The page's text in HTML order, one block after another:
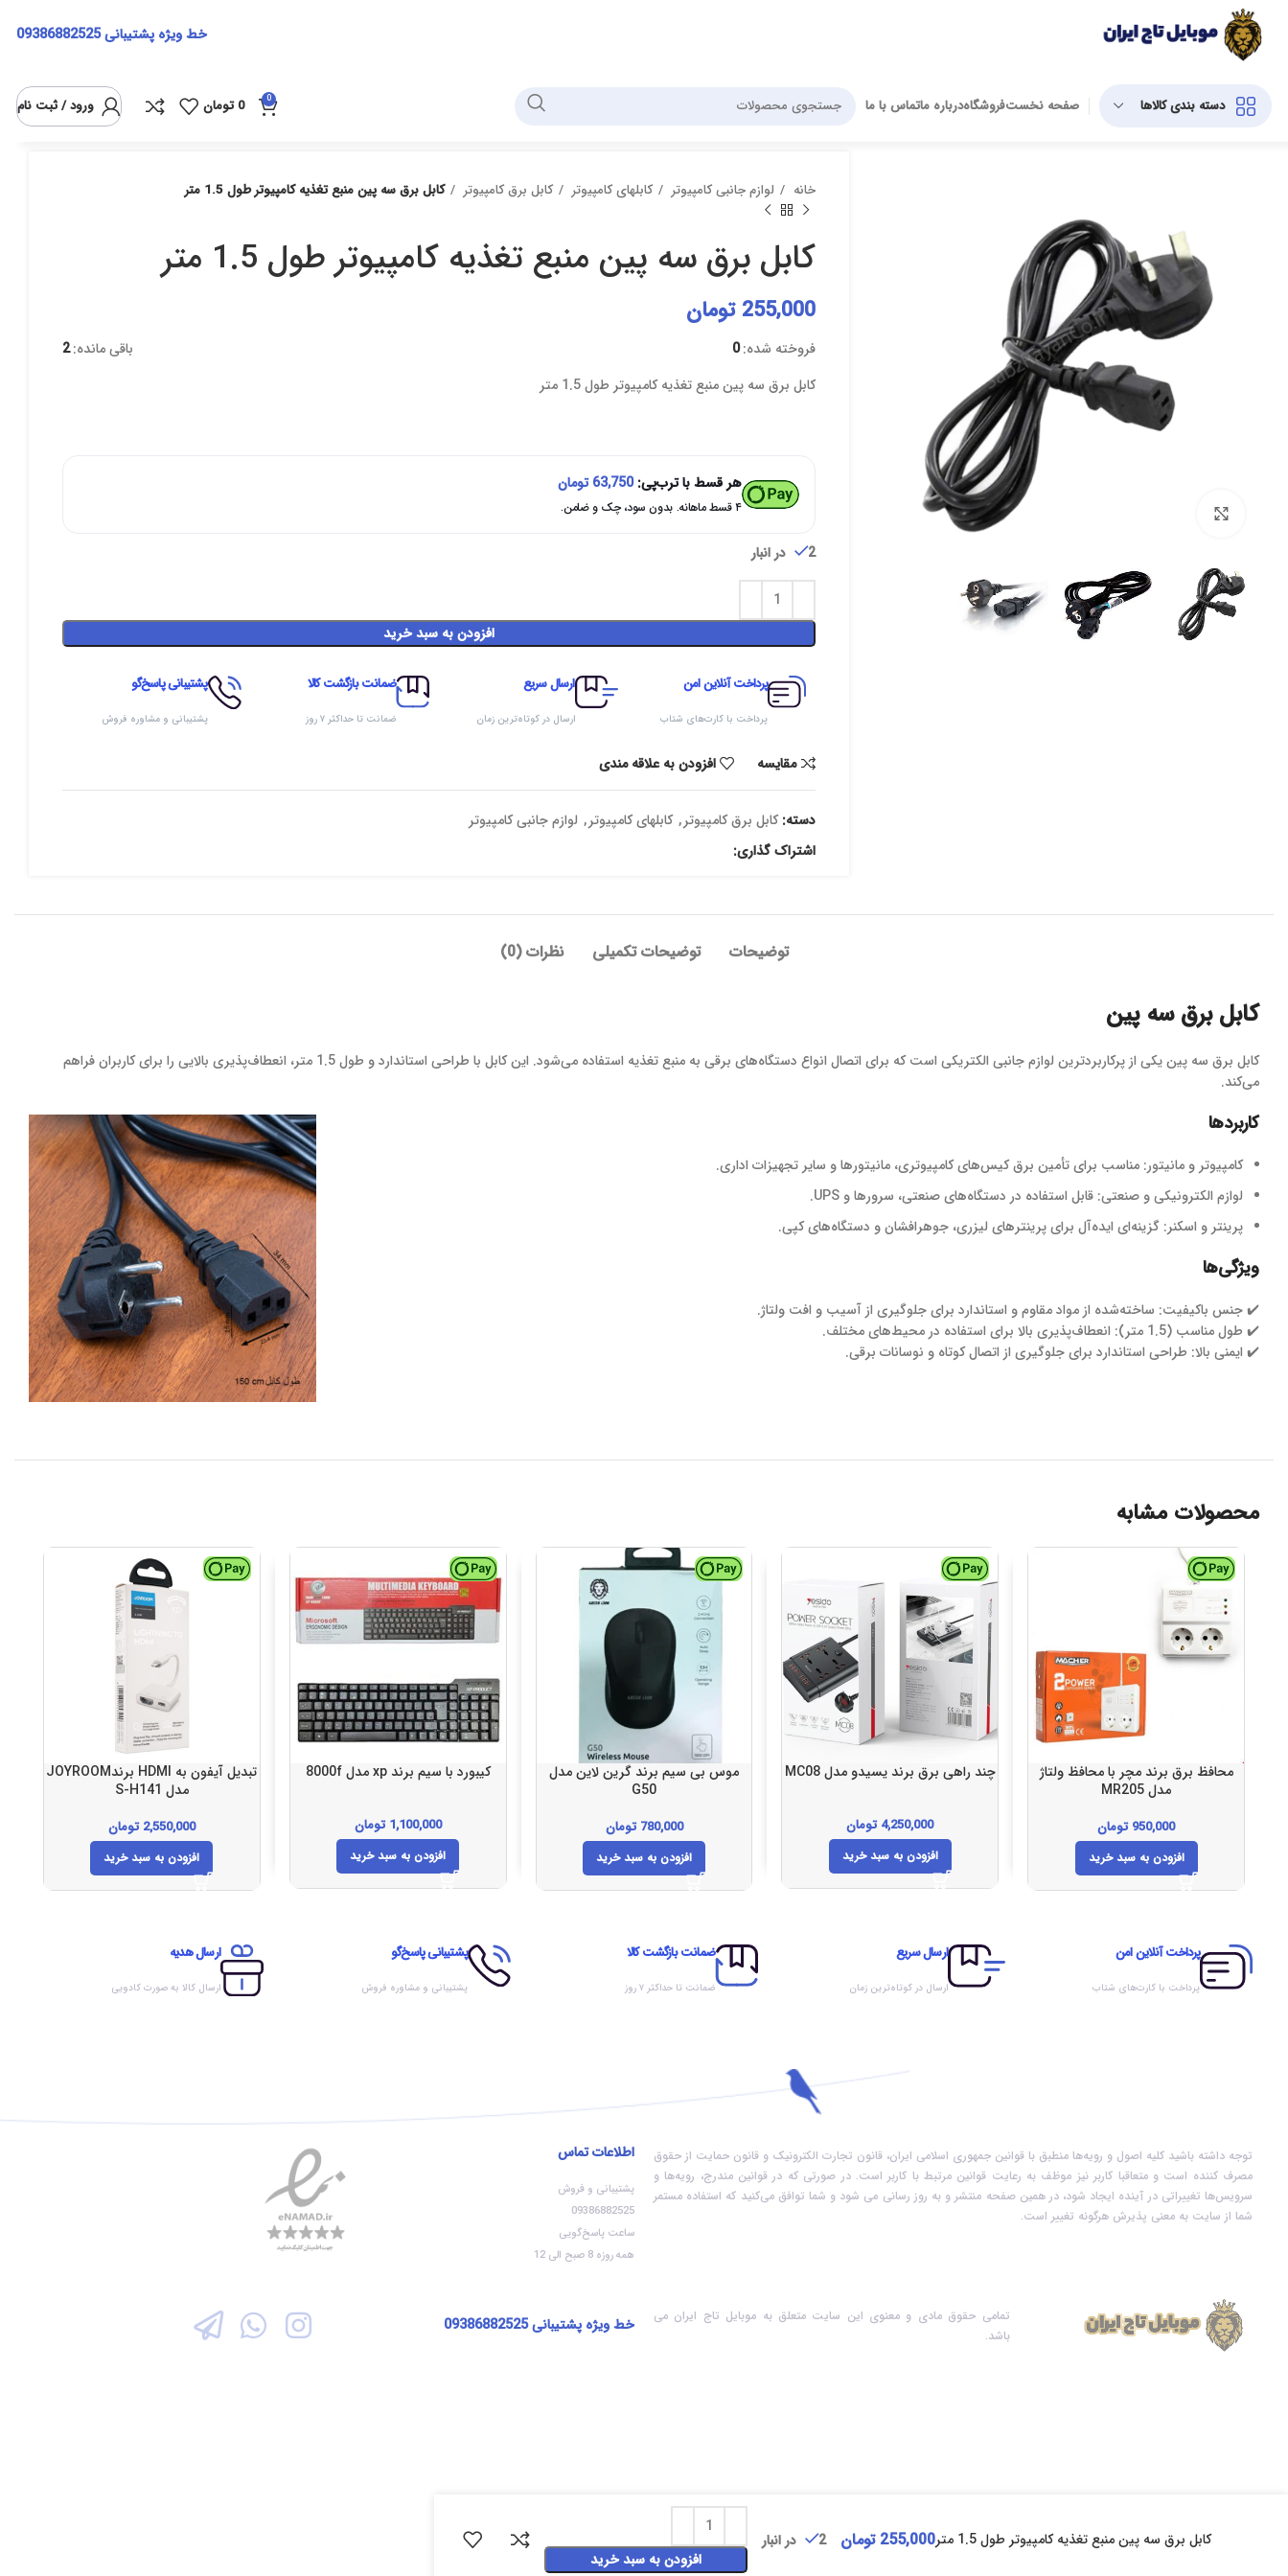
خط ویژه پشتیبانی09386882525
دسته بندی کالاها صفحه نخستفروشگاهدرباره ماتماس با ما 0
0 تومان ورود / ثبت نام
خانه لوازم جانبی کامپیوتر کابلهای کامپیوتر کابل برق کامپیوتر کابل برق سه پین منبع تغذیه کامپیوتر طول 1.5 متر
کابل برق سه پین منبع تغذیه کامپیوتر طول 1.5 متر
255,000 تومان
فروخته شده:0 باقی مانده:2
کابل برق سه پین منبع تغذیه کامپیوتر طول 1.5 متر
هر قسط با ترب‌پی:63,750 تومان
۴ قسط ماهانه. بدون سود، چک و ضامن.
2 در انبار
افزودن به سبد خرید
پرداخت آنلاین امن
پرداخت با کارت‌های شتاب
ارسال سریع
ارسال در کوتاه‌ترین زمان
ضمانت بازگشت کالا
ضمانت تا حداکثر ۷ روز
پشتیبانی پاسخ‌گو
پشتیبانی و مشاوره فروش
مقایسه افزودن به علاقه مندی
دسته: کابل برق کامپیوتر, کابلهای کامپیوتر, لوازم جانبی کامپیوتر
اشتراک گذاری:
توضیحات توضیحات تکمیلی نظرات (0)
کابل برق سه پین
کابل برق سه پین یکی از پرکاربردترین لوازم جانبی الکتریکی است که برای اتصال انواع دستگاه‌های برقی به منبع تغذیه استفاده می‌شود. این کابل با طراحی استاندارد و طول 1.5 متر، انعطاف‌پذیری بالایی را برای کاربران فراهم
می‌کند.
کاربردها
کامپیوتر و مانیتور: مناسب برای تأمین برق کیس‌های کامپیوتری، مانیتورها و سایر تجهیزات اداری.
لوازم الکترونیکی و صنعتی: قابل استفاده در دستگاه‌های صنعتی، سرورها و UPS.
پرینتر و اسکنر: گزینه‌ای ایده‌آل برای پرینترهای لیزری، جوهرافشان و دستگاه‌های کپی.
ویژگی‌ها
✔️ جنس باکیفیت: ساخته‌شده از مواد مقاوم و استاندارد برای جلوگیری از آسیب و افت ولتاژ.
✔️ طول مناسب (1.5 متر): انعطاف‌پذیری بالا برای استفاده در محیط‌های مختلف.
✔️ ایمنی بالا: طراحی استاندارد برای جلوگیری از اتصال کوتاه و نوسانات برقی.
محصولات مشابه
محافظ برق برند مچر با محافظ ولتاژ
مدل MR205
950,000 تومان
افزودن به سبد خرید
چند راهی برق برند یسیدو مدل MC08
4,250,000 تومان
افزودن به سبد خرید
موس بی سیم برند گرین لاین مدل
G50
780,000 تومان
افزودن به سبد خرید
کیبورد با سیم برند xp مدل 8000f
1,100,000 تومان
افزودن به سبد خرید
اورجینال
تبدیل آیفون به HDMI برندJOYROOM
مدل S-H141
2,550,000 تومان
افزودن به سبد خرید
پرداخت آنلاین امن
پرداخت با کارت‌های شتاب
ارسال سریع
ارسال در کوتاه‌ترین زمان
ضمانت بازگشت کالا
ضمانت تا حداکثر ۷ روز
پشتیبانی پاسخ‌گو
پشتیبانی و مشاوره فروش
ارسال هدیه
ارسال کالا به صورت کادویی
توجه داشته باشید کلیه اصول و رویه‏‌ها منطبق با قوانین جمهوری اسلامی ایران، قانون تجارت الکترونیک و قانون حمایت از حقوق
مصرف کننده است و متعاقبا کاربر نیز موظف به رعایت قوانین مرتبط با کاربر است. در صورتی که در قوانین مندرج، رویه‏‌ها و
سرویس‏‌ها تغییراتی در آینده ایجاد شود، در همین صفحه منتشر و به روز رسانی می شود و شما توافق می‏‌کنید که استفاده مستمر
شما از سایت به معنی پذیرش هرگونه تغییر است.
اطلاعات تماس
پشتیبانی و فروش
09386882525
ساعت پاسخ‌گویی
همه روزه 8 صبح الی 12
تمامی حقوق مادی و معنوی این سایت متعلق به موبایل تاج ایران می
باشد.
خط ویژه پشتیبانی09386882525
کابل برق سه پین منبع تغذیه کامپیوتر طول 1.5 متر 255,000 تومان 2 در انبار
افزودن به سبد خرید